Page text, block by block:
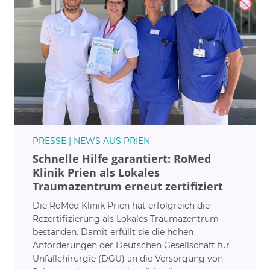
PRESSE | NEWS AUS PRIEN
Schnelle Hilfe garantiert: RoMed
Klinik Prien als Lokales
Traumazentrum erneut zertifiziert
Die RoMed Klinik Prien hat erfolgreich die
Rezertifizierung als Lokales Traumazentrum
bestanden. Damit erfüllt sie die hohen
Anforderungen der Deutschen Gesellschaft für
Unfallchirurgie (DGU) an die Versorgung von